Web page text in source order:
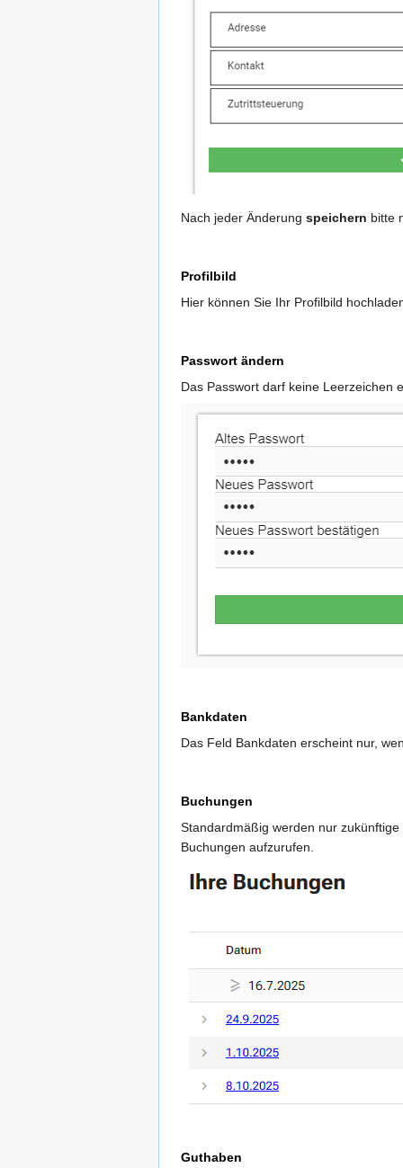
Nach jeder Änderung speichern bitte
Profilbild
Hier können Sie Ihr Profilbild
Passwort ändern
Das Passwort darf keine Leerzeichen
Bankdaten
Das Feld Bankdaten erscheint nur,
Buchungen
Standardmäßig werden nur
Buchungen aufzurufen.
Guthaben